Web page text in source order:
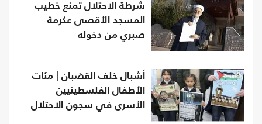
شرطة الاحتلال تمنع خطيب
المسجد الأقصى عكرمة
صبري من دخوله
أشبال خلف القضبان | مئات
الأطفال الفلسطينيين
الأسرى في سجون الاحتلال